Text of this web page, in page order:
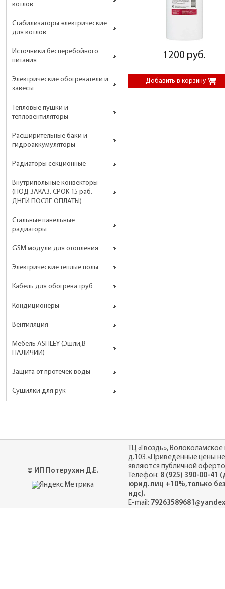
котлов
Стабилизаторы электрические
для котлов
Источники бесперебойного
питания
Электрические обогреватели и
завесы
Тепловые пушки и
тепловентиляторы
Расширительные баки и
гидроаккумуляторы
Радиаторы секционные
Внутрипольные конвекторы
(ПОД ЗАКАЗ. СРОК 15 раб.
ДНЕЙ ПОСЛЕ ОПЛАТЫ)
Стальные панельные
радиаторы
GSM модули для отопления
Электрические теплые полы
Кабель для обогрева труб
Кондиционеры
Вентиляция
Мебель ASHLEY (Эшли,В
НАЛИЧИИ)
Защита от протечек воды
Сушилки для рук
1200 руб.
© ИП Потерухин Д.Е.
ТЦ «Гвоздь», Волоколамское
д.103.«Приведённые цены не
являются публичной
Телефон: 8 (925) 390-00-41
юрид. лиц +10%,только
ндс).
E-mail: